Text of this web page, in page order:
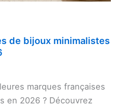
de bijoux minimalistes
marques françaises
en 2026 ? Découvrez